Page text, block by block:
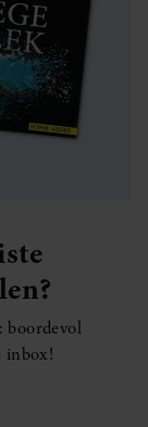
boordevol
inbox!